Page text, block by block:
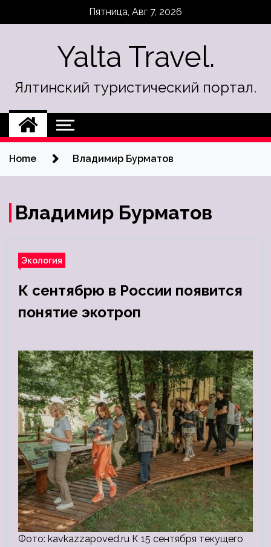
Пятница, Авг 7, 2026
Yalta Travel.
Ялтинский туристический портал.
Home Владимир Бурматов
Владимир Бурматов
Экология
К сентябрю в России появится
понятие экотроп
Фото: kavkazzapoved.ru К 15 сентября текущего